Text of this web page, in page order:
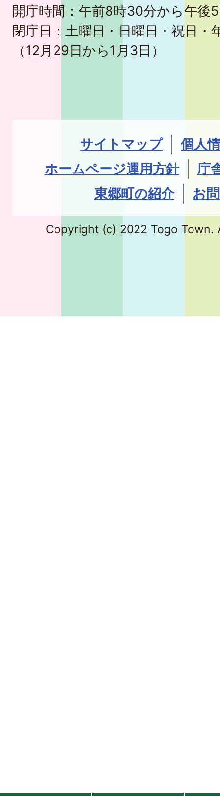
開庁時間：午前8時30分から午後
閉庁日：土曜日・日曜日・祝日・
（12月29日から1月3日）
サイトマップ
個人
ホームページ運用方針
庁
東郷町の紹介
お
Copyright (c) 2022 Togo Town.